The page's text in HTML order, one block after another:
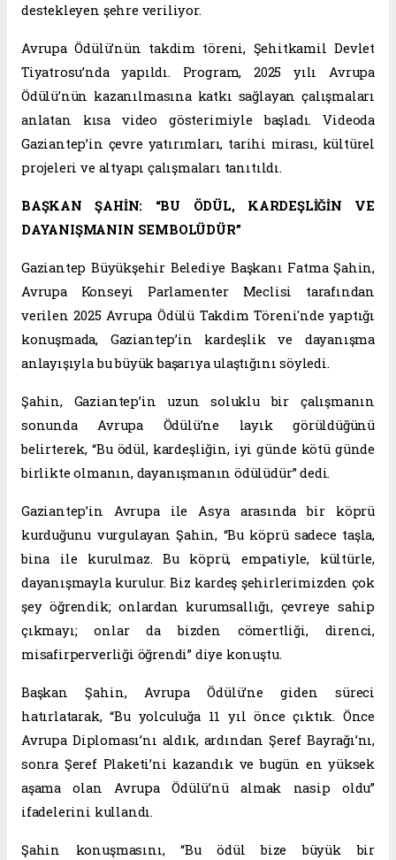
destekleyen şehre veriliyor.
Avrupa Ödülü’nün takdim töreni, Şehitkamil Devlet
Tiyatrosu’nda yapıldı. Program, 2025 yılı Avrupa
Ödülü’nün kazanılmasına katkı sağlayan çalışmaları
anlatan kısa video gösterimiyle başladı. Videoda
Gaziantep’in çevre yatırımları, tarihi mirası, kültürel
projeleri ve altyapı çalışmaları tanıtıldı.
BAŞKAN ŞAHİN: “BU ÖDÜL, KARDEŞLİĞİN VE
DAYANIŞMANIN SEMBOLÜDÜR”
Gaziantep Büyükşehir Belediye Başkanı Fatma Şahin,
Avrupa Konseyi Parlamenter Meclisi tarafından
verilen 2025 Avrupa Ödülü Takdim Töreni'nde yaptığı
konuşmada, Gaziantep’in kardeşlik ve dayanışma
anlayışıyla bu büyük başarıya ulaştığını söyledi.
Şahin, Gaziantep’in uzun soluklu bir çalışmanın
sonunda Avrupa Ödülü’ne layık görüldüğünü
belirterek, “Bu ödül, kardeşliğin, iyi günde kötü günde
birlikte olmanın, dayanışmanın ödülüdür” dedi.
Gaziantep’in Avrupa ile Asya arasında bir köprü
kurduğunu vurgulayan Şahin, “Bu köprü sadece taşla,
bina ile kurulmaz. Bu köprü, empatiyle, kültürle,
dayanışmayla kurulur. Biz kardeş şehirlerimizden çok
şey öğrendik; onlardan kurumsallığı, çevreye sahip
çıkmayı; onlar da bizden cömertliği, direnci,
misafirperverliği öğrendi” diye konuştu.
Başkan Şahin, Avrupa Ödülü’ne giden süreci
hatırlatarak, “Bu yolculuğa 11 yıl önce çıktık. Önce
Avrupa Diploması’nı aldık, ardından Şeref Bayrağı’nı,
sonra Şeref Plaketi’ni kazandık ve bugün en yüksek
aşama olan Avrupa Ödülü’nü almak nasip oldu”
ifadelerini kullandı.
Şahin konuşmasını, “Bu ödül bize büyük bir